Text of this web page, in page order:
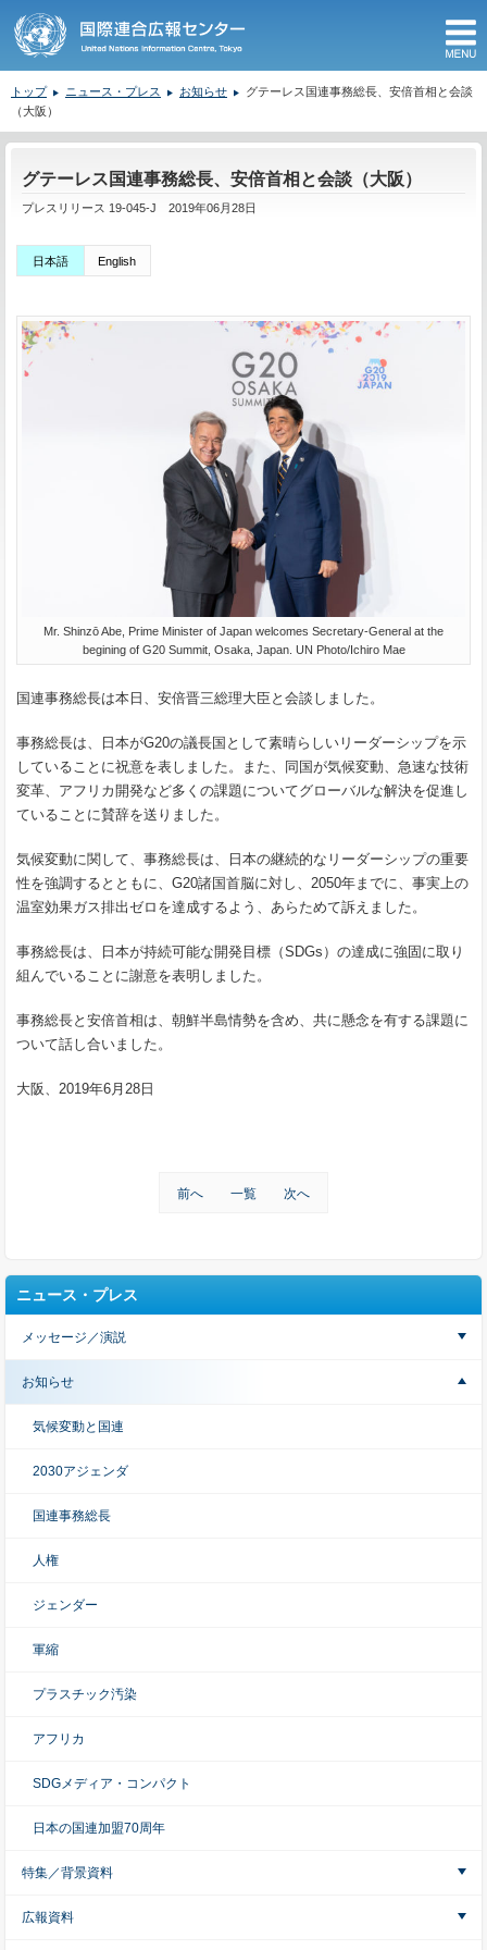
トップ ニュース・プレス お知らせ
グテーレス国連事務総長、安倍首相と会談
（大阪）
グテーレス国連事務総長、安倍首相と会談（大阪）
プレスリリース 19-045-J 2019年06月28日
日本語 English
Mr. Shinzō Abe, Prime Minister of Japan welcomes Secretary-General at the
begining of G20 Summit, Osaka, Japan. UN Photo/Ichiro Mae
国連事務総長は本日、安倍晋三総理大臣と会談しました。
事務総長は、日本がG20の議長国として素晴らしいリーダーシップを示
していることに祝意を表しました。また、同国が気候変動、急速な技術
変革、アフリカ開発など多くの課題についてグローバルな解決を促進し
ていることに賛辞を送りました。
気候変動に関して、事務総長は、日本の継続的なリーダーシップの重要
性を強調するとともに、G20諸国首脳に対し、2050年までに、事実上の
温室効果ガス排出ゼロを達成するよう、あらためて訴えました。
事務総長は、日本が持続可能な開発目標（SDGs）の達成に強固に取り
組んでいることに謝意を表明しました。
事務総長と安倍首相は、朝鮮半島情勢を含め、共に懸念を有する課題に
ついて話し合いました。
大阪、2019年6月28日
前へ 一覧 次へ
ニュース・プレス
メッセージ／演説
お知らせ
気候変動と国連
2030アジェンダ
国連事務総長
人権
ジェンダー
軍縮
プラスチック汚染
アフリカ
SDGメディア・コンパクト
日本の国連加盟70周年
特集／背景資料
広報資料